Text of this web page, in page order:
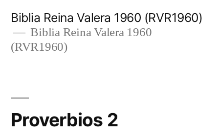
content
Biblia Reina Valera 1960 (RVR1960)
Biblia Reina Valera 1960
(RVR1960)
Proverbios 2